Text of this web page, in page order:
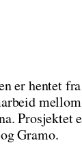
er hentet
Gramo.